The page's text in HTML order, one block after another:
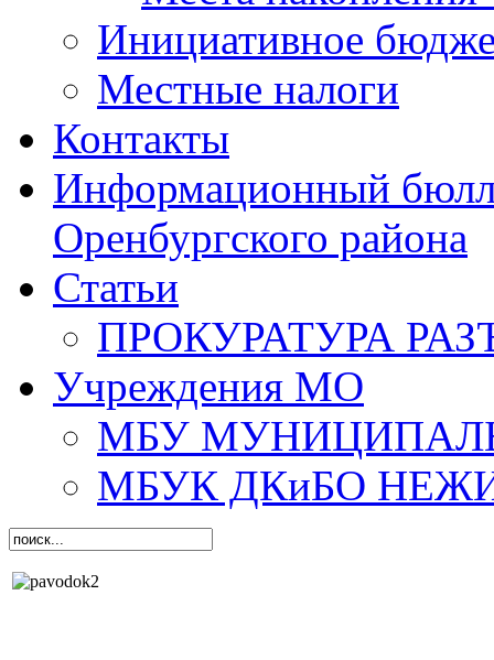
Инициативное
Местные налоги
Контакты
Информационный
Оренбургского района
Статьи
ПРОКУРАТУРА
Учреждения МО
МБУ
МБУК ДКиБО